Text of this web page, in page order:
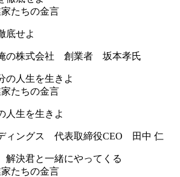
たちの金言
底せよ
の株式会社 創業者 坂本孝氏
たちの金言
人生を生きよ
ィングス 代表取締役CEO 田中 仁
たちの金言